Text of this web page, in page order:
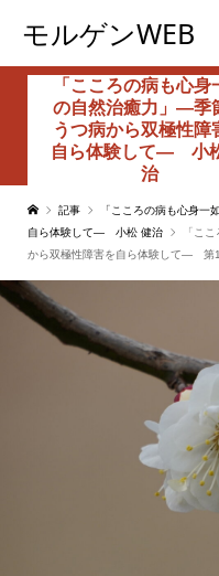
モルゲンWEB
「こころの病も心身
の自然治癒力」―季
うつ病から双極性障
自ら体験して― 小
治
記事
「こころの病も心身
自ら体験して― 小松 健治
「こ
から双極性障害を自ら体験して― 第